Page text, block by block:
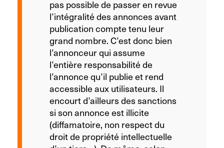
pas possible de passer en revue
l’intégralité des annonces avant
publication compte tenu leur
grand nombre. C’est donc bien
l’annonceur qui assume
l’entière responsabilité de
l’annonce qu’il publie et rend
accessible aux utilisateurs. Il
encourt d’ailleurs des sanctions
si son annonce est illicite
(diffamatoire, non respect du
droit de propriété intellectuelle